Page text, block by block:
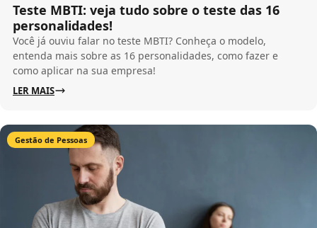
Teste MBTI: veja tudo sobre o teste das 16
personalidades!
Você já ouviu falar no teste MBTI? Conheça o modelo,
entenda mais sobre as 16 personalidades, como fazer e
como aplicar na sua empresa!
LER MAIS
Gestão de Pessoas